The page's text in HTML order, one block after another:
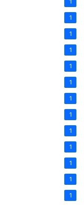
1
1
1
1
1
1
1
1
1
1
1
1
1